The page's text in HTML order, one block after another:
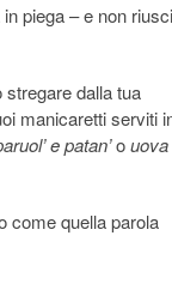
piega – e non
stregare dalla tua
manicaretti serviti
e patan’ouova
come quella parola